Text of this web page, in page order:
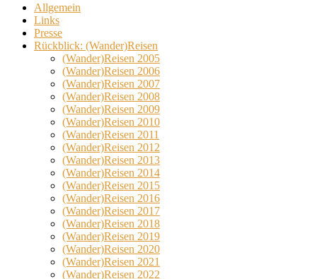
Allgemein
Links
Presse
Rückblick: (Wander)Reisen
(Wander)Reisen 2005
(Wander)Reisen 2006
(Wander)Reisen 2007
(Wander)Reisen 2008
(Wander)Reisen 2009
(Wander)Reisen 2010
(Wander)Reisen 2011
(Wander)Reisen 2012
(Wander)Reisen 2013
(Wander)Reisen 2014
(Wander)Reisen 2015
(Wander)Reisen 2016
(Wander)Reisen 2017
(Wander)Reisen 2018
(Wander)Reisen 2019
(Wander)Reisen 2020
(Wander)Reisen 2021
(Wander)Reisen 2022